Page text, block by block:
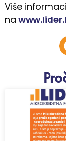
Više
na